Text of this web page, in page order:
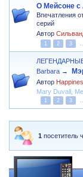
О Мейсоне с
Впечатления
серий
Автор
1 2 3
Barbara →
Автор
Mary Duvall
1 2 3
1 посетитель